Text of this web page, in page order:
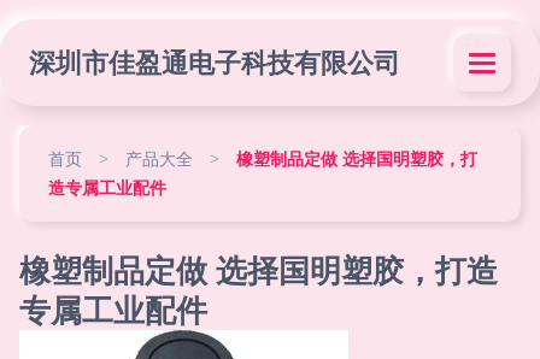
深圳市佳盈通电子科技有限公司
首页 > 产品大全 >
橡塑制品定做 选择国明塑胶，打
造专属工业配件
橡塑制品定做 选择国明塑胶，打造
专属工业配件